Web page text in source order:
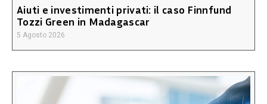
Aiuti e investimenti privati: il caso Finnfund
Tozzi Green in Madagascar
5 Agosto 2026